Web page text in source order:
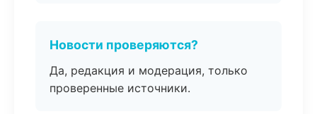
Новости проверяются?
Да, редакция и модерация, только
проверенные источники.